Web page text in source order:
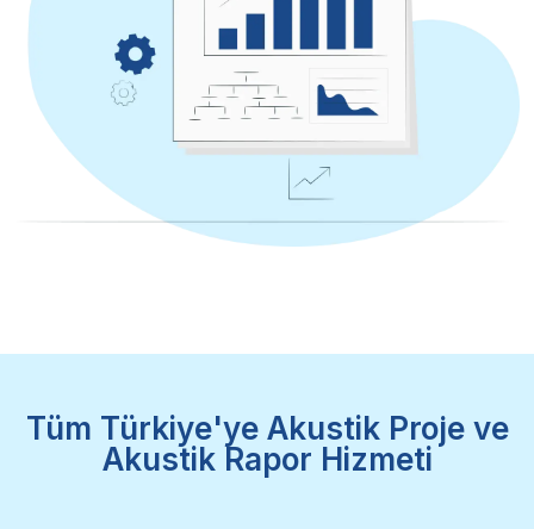
Tüm Türkiye'ye Akustik Proje ve
Akustik Rapor Hizmeti